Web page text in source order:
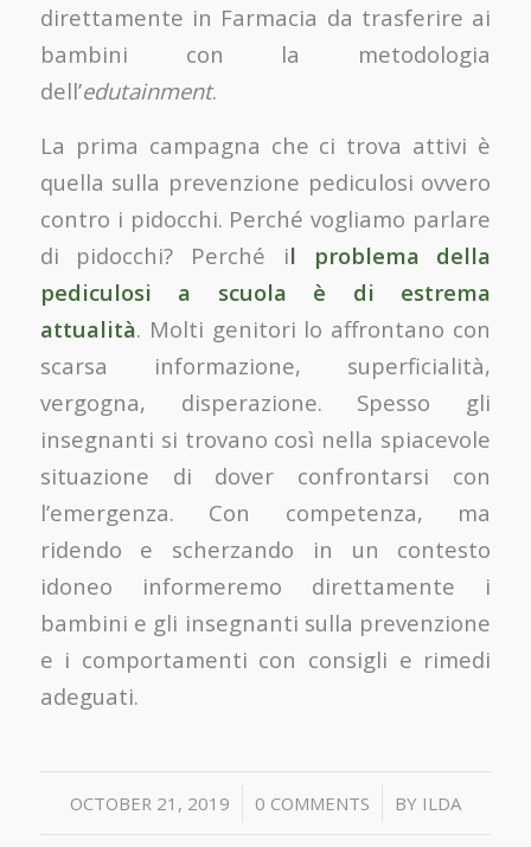
direttamente in Farmacia da trasferire ai
bambini con la metodologia
dell’edutainment.
La prima campagna che ci trova attivi è
quella sulla prevenzione pediculosi ovvero
contro i pidocchi. Perché vogliamo parlare
di pidocchi? Perché il problema della
pediculosi a scuola è di estrema
attualità. Molti genitori lo affrontano con
scarsa informazione, superficialità,
vergogna, disperazione. Spesso gli
insegnanti si trovano così nella spiacevole
situazione di dover confrontarsi con
l’emergenza. Con competenza, ma
ridendo e scherzando in un contesto
idoneo informeremo direttamente i
bambini e gli insegnanti sulla prevenzione
e i comportamenti con consigli e rimedi
adeguati.
OCTOBER 21, 2019
/ 0 COMMENTS
/ BY ILDA